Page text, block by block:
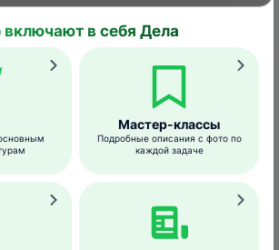
включают в себя Дела
Мастер-классы
Подробные описания с фото по
каждой задаче